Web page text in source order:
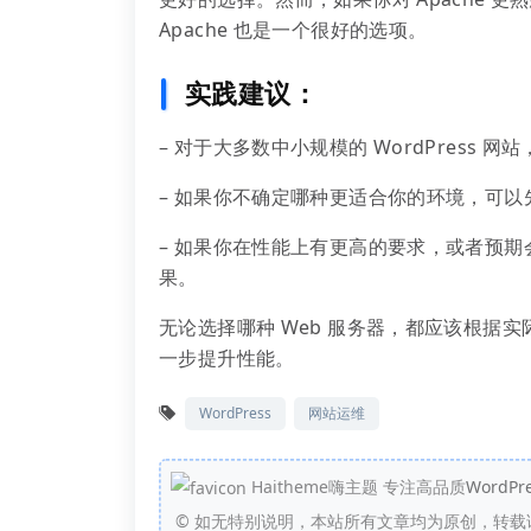
Apache 也是一个很好的选项。
实践建议：
– 对于大多数中小规模的 WordPress 网站
– 如果你不确定哪种更适合你的环境，可
– 如果你在性能上有更高的要求，或者预
果。
无论选择哪种 Web 服务器，都应该根据
一步提升性能。
WordPress 网站运维
Haitheme嗨主题 专注高品质
© 如无特别说明，本站所有文章均为原创，转